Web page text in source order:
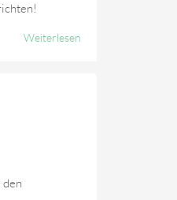
Weiterlesen
den